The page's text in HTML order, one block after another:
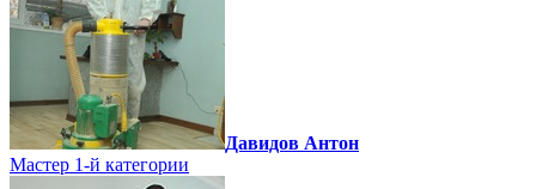
Давидов Антон
Мастер 1-й категории